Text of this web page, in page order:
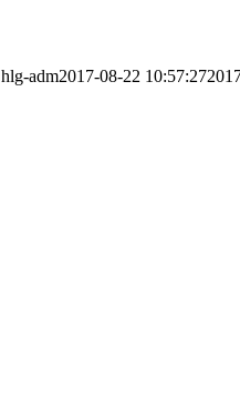
hlg-adm2017-08-22 10:57:27